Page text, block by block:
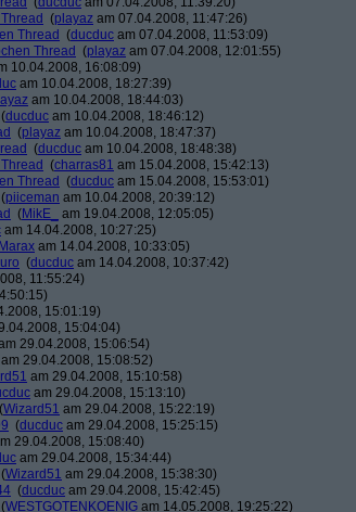
(playaz am 07.04.2008, 11:47:26)
Thread (ducduc am 07.04.2008, 11:53:09)
Thread (playaz am 07.04.2008, 12:01:55)
10.04.2008, 16:08:09)
am 10.04.2008, 18:27:39)
am 10.04.2008, 18:44:03)
(ducduc am 10.04.2008, 18:46:12)
(playaz am 10.04.2008, 18:47:37)
(ducduc am 10.04.2008, 18:48:38)
(charras81 am 15.04.2008, 15:42:13)
Thread (ducduc am 15.04.2008, 15:53:01)
(piiceman am 10.04.2008, 20:39:12)
(MikE_
am 19.04.2008, 12:05:05)
am 14.04.2008, 10:27:25)
Marax am 14.04.2008, 10:33:05)
(ducduc am 14.04.2008, 10:37:42)
11:55:24)
15:01:19)
15:04:04)
29.04.2008, 15:06:54)
am 29.04.2008, 15:08:52)
am 29.04.2008, 15:10:58)
am 29.04.2008, 15:13:10)
(Wizard51 am 29.04.2008, 15:22:19)
(ducduc am 29.04.2008, 15:25:15)
29.04.2008, 15:08:40)
am 29.04.2008, 15:34:44)
(Wizard51 am 29.04.2008, 15:38:30)
(ducduc am 29.04.2008, 15:42:45)
(WESTGOTENKOENIG am 14.05.2008, 19:25:22)